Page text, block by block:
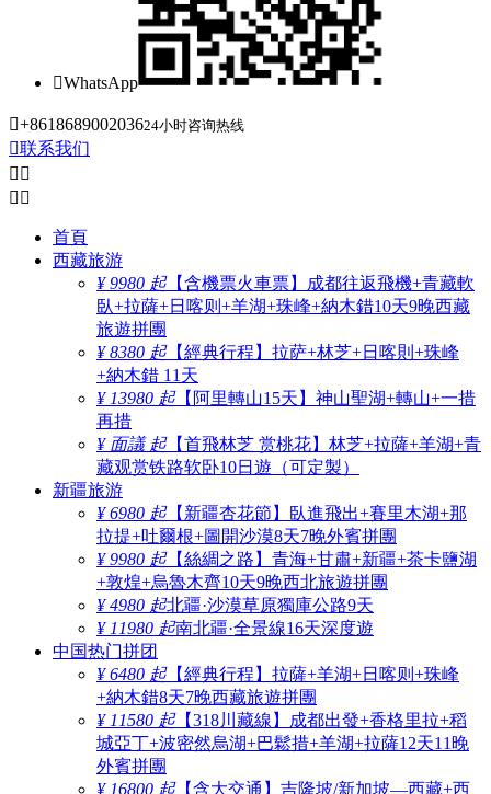
WhatsApp
+861868900203624小时咨询热线
联系我们
 
 
首頁
西藏旅游
¥ 9980 起【含機票火車票】成都往返飛機+青藏軟
臥+拉薩+日喀则+羊湖+珠峰+納木錯10天9晚西藏
旅遊拼團
¥ 8380 起【經典行程】拉萨+林芝+日喀則+珠峰
+納木錯 11天
¥ 13980 起【阿里轉山15天】神山聖湖+轉山+一措
再措
¥ 面議 起【首飛林芝 赏桃花】林芝+拉薩+羊湖+青
藏观赏铁路软卧10日遊（可定製）
新疆旅游
¥ 6980 起【新疆杏花節】臥進飛出+賽里木湖+那
拉提+吐爾根+圖開沙漠8天7晚外賓拼團
¥ 9980 起【絲綢之路】青海+甘肅+新疆+茶卡鹽湖
+敦煌+烏魯木齊10天9晚西北旅遊拼團
¥ 4980 起北疆·沙漠草原獨庫公路9天
¥ 11980 起南北疆·全景線16天深度遊
中国热门拼团
¥ 6480 起【經典行程】拉薩+羊湖+日喀则+珠峰
+納木錯8天7晚西藏旅遊拼團
¥ 11580 起【318川藏線】成都出發+香格里拉+稻
城亞丁+波密然烏湖+巴鬆措+羊湖+拉薩12天11晚
外賓拼團
¥ 16800 起【含大交通】吉隆坡/新加坡—西藏+西